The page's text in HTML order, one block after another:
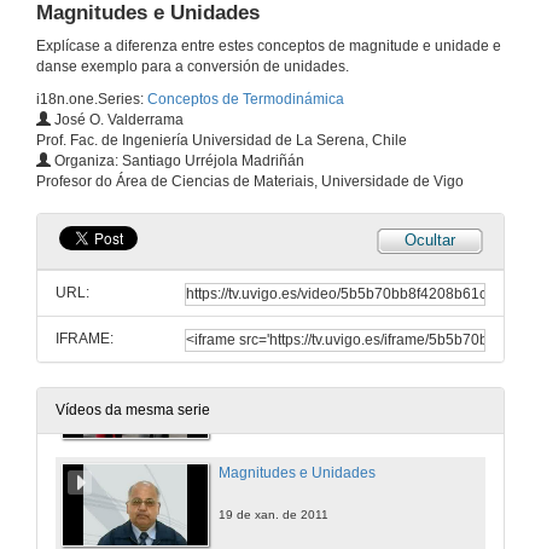
Magnitudes e Unidades
Explícase a diferenza entre estes conceptos de magnitude e unidade e
danse exemplo para a conversión de unidades.
i18n.one.Series: Conceptos de Termodinámica
José O. Valderrama
Prof. Fac. de Ingeniería Universidad de La Serena, Chile
Organiza: Santiago Urréjola Madriñán
Profesor do Área de Ciencias de Materiais, Universidade de Vigo
Ocultar
URL:
IFRAME:
Vídeos da mesma serie
Presentación píldoras
Magnitudes e Unidades
19 de xan. de 2011